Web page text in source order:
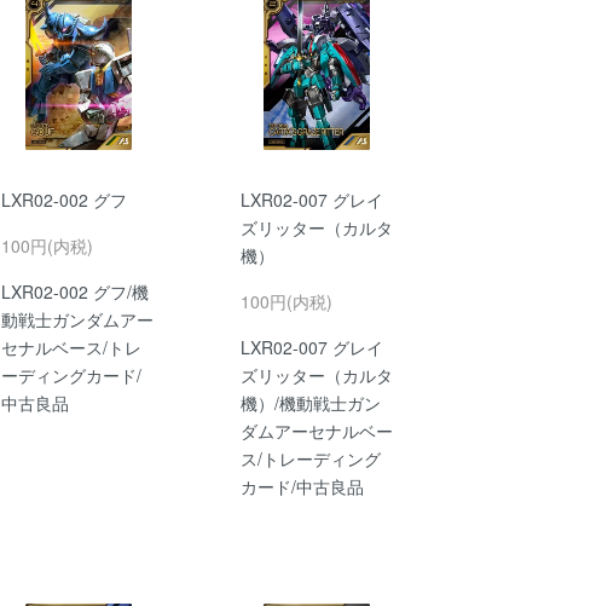
LXR02-002 グフ
100円(内税)
LXR02-002 グフ/機
動戦士ガンダムアー
セナルベース/トレ
ーディングカード/
中古良品
LXR02-007 グレイ
ズリッター（カルタ
機）
100円(内税)
LXR02-007 グレイ
ズリッター（カルタ
機）/機動戦士ガン
ダムアーセナルベー
ス/トレーディング
カード/中古良品